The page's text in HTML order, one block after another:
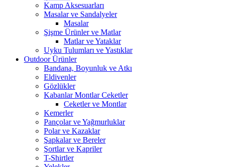
Kamp Aksesuarları
Masalar ve Sandalyeler
Masalar
Şişme Ürünler ve Matlar
Matlar ve Yataklar
Uyku Tulumları ve Yastıklar
Outdoor Ürünler
Bandana, Boyunluk ve Atkı
Eldivenler
Gözlükler
Kabanlar Montlar Ceketler
Ceketler ve Montlar
Kemerler
Pançolar ve Yağmurluklar
Polar ve Kazaklar
Şapkalar ve Bereler
Şortlar ve Kapriler
T-Shirtler